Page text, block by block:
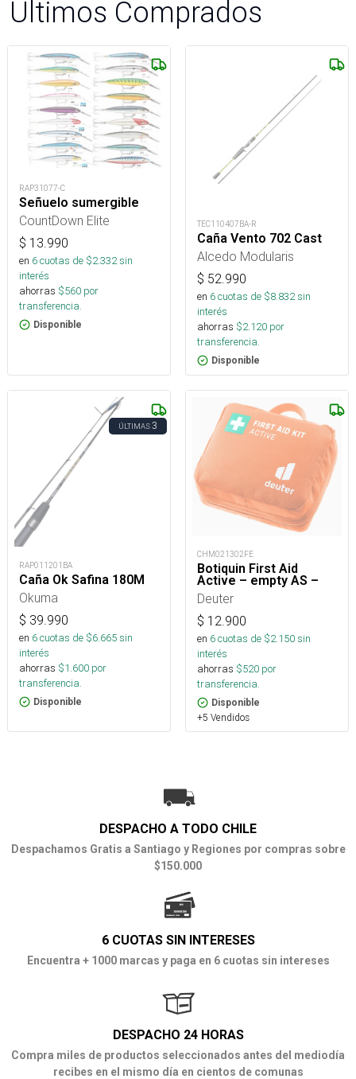
Últimos Comprados
RAP31077-C
Señuelo sumergible
CountDown Elite
$ 13.990
en 6cuotas de $2.332sin
interés
ahorras $560 por
transferencia.
Disponible
TEC110407BA-R
Caña Vento 702 Cast
Alcedo Modularis
$ 52.990
en 6cuotas de $8.832sin
interés
ahorras $2.120 por
transferencia.
Disponible
ÚLTIMAS3
RAP011201BA
Caña Ok Safina 180M
Okuma
$ 39.990
en 6cuotas de $6.665sin
interés
ahorras $1.600 por
transferencia.
Disponible
CHM021302FE
Botiquin First Aid
Active – empty AS –
Deuter
$ 12.900
en 6cuotas de $2.150sin
interés
ahorras $520 por
transferencia.
Disponible
+5 Vendidos
DESPACHO A TODO CHILE
Despachamos Gratis a Santiago y Regiones por compras sobre
$150.000
6 CUOTAS SIN INTERESES
Encuentra + 1000 marcas y paga en 6 cuotas sin intereses
DESPACHO 24 HORAS
Compra miles de productos seleccionados antes del mediodía
recibes en el mismo día en cientos de comunas